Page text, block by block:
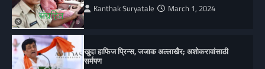
Kanthak Suryatale March 1, 2024
खुदा हाफिज प्रिन्स, जजाक अल्लाखैर; अशोकरावांसाठी
सर्मपण